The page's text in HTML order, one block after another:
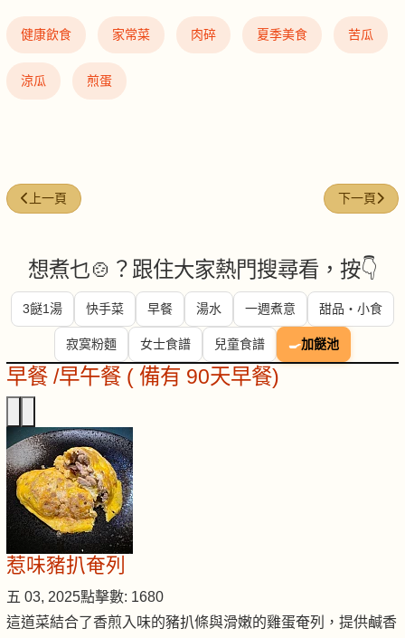
健康飲食 家常菜 肉碎 夏季美食 苦瓜
涼瓜 煎蛋
上一篇文章: 南瓜肉片
上一頁 下一篇文章
下一頁
想煮乜🍲？跟住大家熱門搜尋看，按👇
3餸1湯 快手菜 早餐 湯水 一週煮意 甜品・小食
寂寞粉麵 女士食譜 兒童食譜 🍳加餸池
早餐 /早午餐 ( 備有 90天早餐)
惹味豬扒奄列
五 03, 2025點擊數: 1680
這道菜結合了香煎入味的豬扒條與滑嫩的雞蛋奄列，提供鹹香